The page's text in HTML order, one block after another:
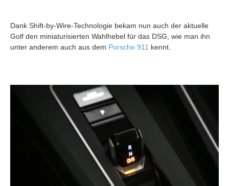
Dank Shift-by-Wire-Technologie bekam nun auch der aktuelle
Golf den miniaturisierten Wahlhebel für das DSG, wie man ihn
unter anderem auch aus dem Porsche 911 kennt.